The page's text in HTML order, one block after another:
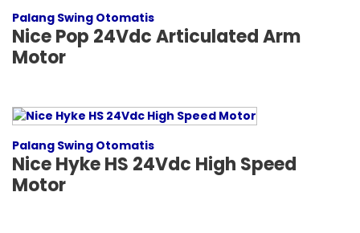
Palang Swing Otomatis
Nice Pop 24Vdc Articulated Arm
Motor
Palang Swing Otomatis
Nice Hyke HS 24Vdc High Speed
Motor